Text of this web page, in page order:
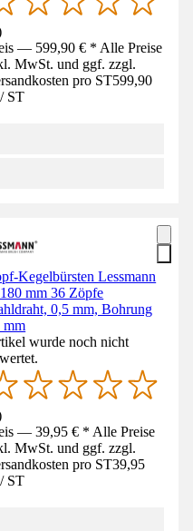
— 599,90 € * Alle Preise
MwSt. und ggf. zzgl.
pro ST599,90
/ ST
Kegelbürsten Lessmann
mm 36 Zöpfe
0,5 mm, Bohrung
mm
wurde noch nicht
— 39,95 € * Alle Preise
MwSt. und ggf. zzgl.
pro ST39,95
/ ST